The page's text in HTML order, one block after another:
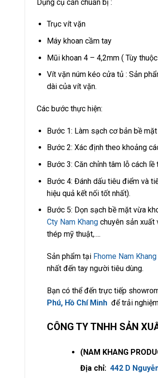
Dụng cụ cần chuẩn bị :
Trục vít vặn
Máy khoan cầm tay
Mũi khoan 4 – 4,2mm ( Tùy
Vít vặn núm kéo cửa tủ : Sản
dài của vít vặn.
Các bước thực hiện:
Bước 1: Làm sạch cơ bản bề
Bước 2: Xác định theo khoảng
Bước 3: Căn chỉnh tâm lỗ cách
Bước 4: Đánh dấu tiêu điểm và
hiệu quả kết nối tốt nhất).
Bước 5: Dọn sạch bề mặt vừa
Cty Nam Khangchuyên sản xuất
thép mỹ thuật,….
Sản phẩm tại Fhome Nam Khang
nhất đến tay người tiêu dùng.
Bạn có thể đến trực tiếp
Phú, Hồ Chí Minh để trải
CÔNG TY TNHH SẢN
(NAM KHANG
Địa chỉ: 442 D